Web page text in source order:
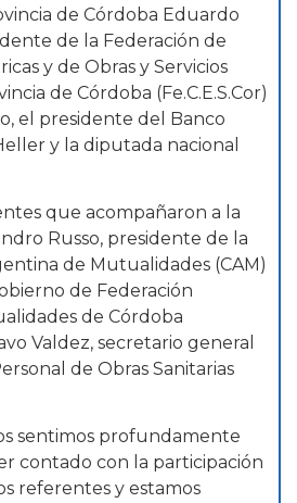
de Córdoba Eduardo
de la Federación de
y de Obras y Servicios
de Córdoba (Fe.C.E.S.Cor)
el presidente del Banco
y la diputada nacional
que acompañaron a la
Russo, presidente de la
de Mutualidades (CAM)
de Federación
de Córdoba
Valdez, secretario general
de Obras Sanitarias
sentimos profundamente
contado con la participación
referentes y estamos